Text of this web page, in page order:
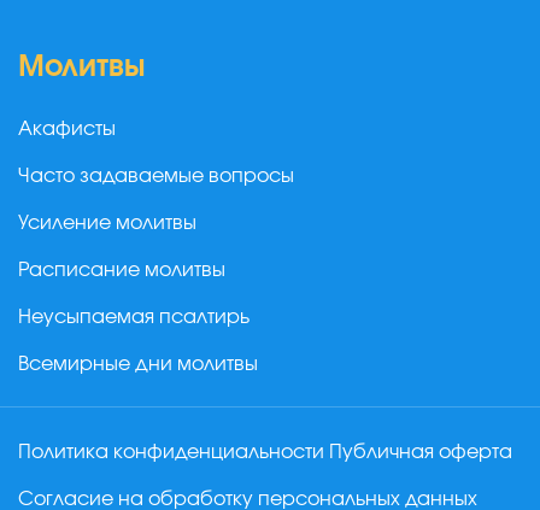
Молитвы
Акафисты
Часто задаваемые вопросы
Усиление молитвы
Расписание молитвы
Неусыпаемая псалтирь
Всемирные дни молитвы
Политика конфиденциальности Публичная оферта
Согласие на обработку персональных данных